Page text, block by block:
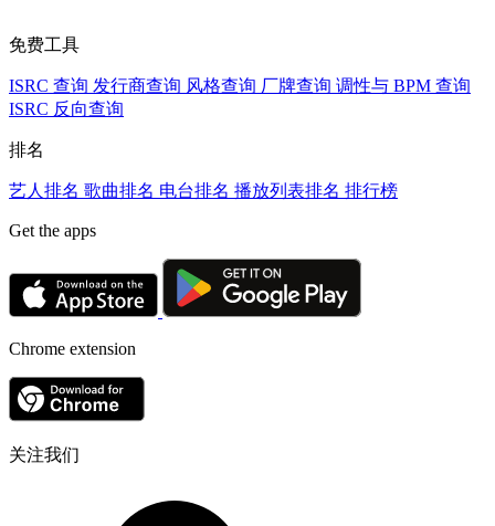
免费工具
ISRC 查询 发行商查询 风格查询 厂牌查询 调性与 BPM 查询
ISRC 反向查询
排名
艺人排名 歌曲排名 电台排名 播放列表排名 排行榜
Get the apps
Chrome extension
关注我们